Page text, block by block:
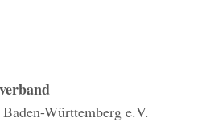
Württemberg e.V.